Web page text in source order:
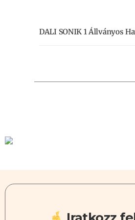
DALI SONIK 1 Állványos